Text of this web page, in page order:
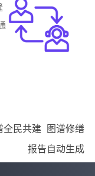
全民共建
图谱修缮
报告自动生成